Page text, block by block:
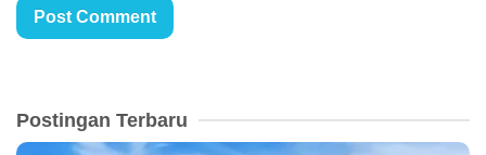
Postingan Terbaru